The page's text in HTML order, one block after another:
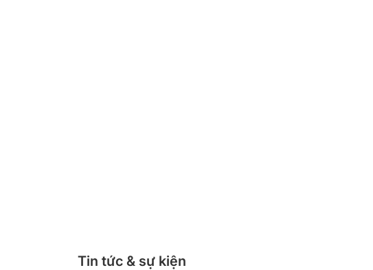
Tin tức & sự kiện